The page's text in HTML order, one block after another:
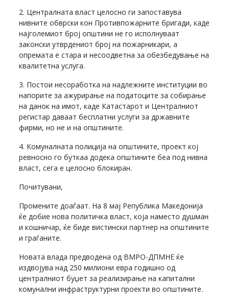
2. Централната власт целосно ги запоставува
нивните обврски кон Противпожарните бригади, каде
најголемиот број општини не го исполнуваат
законски утврдениот број на пожарникари, а
опремата е стара и несоодветна за обезбедување на
квалитетна услуга.
3. Постои несоработка на надлежните институции во
напорите за ажурирање на податоците за собирање
на данок на имот, каде Катастарот и Централниот
регистар даваат бесплатни услуги за државните
фирми, но не и на општините.
4. Комуналната полиција на општините, проект кој
ревносно го буткаа додека општините беа под нивна
власт, сега е целосно блокиран.
Почитувани,
Промените доаѓаат. На 8 мај Република Македонија
ќе добие нова политичка власт, која наместо душман
и кошничар, ќе биде вистински партнер на општините
и граѓаните.
Новата влада предводена од ВМРО-ДПМНЕ ќе
издвојува над 250 милиони евра годишно од
централниот буџет за реализирање на капитални
комунални инфраструктурни проекти во општините.